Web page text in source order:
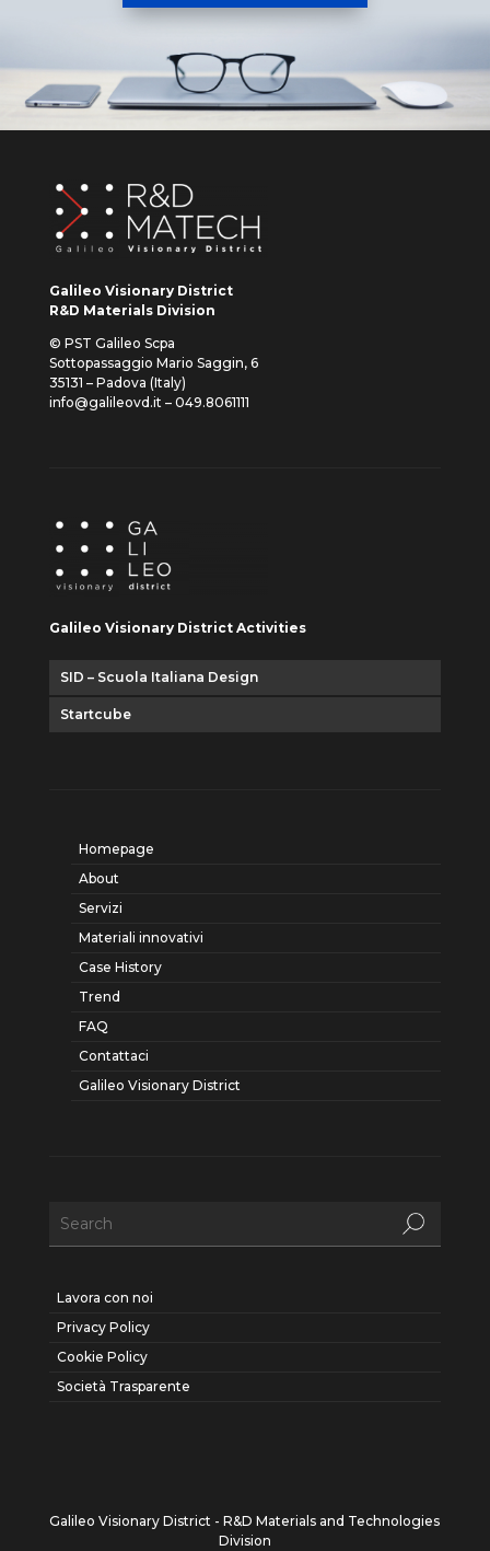
Galileo Visionary District
R&D Materials Division
© PST Galileo Scpa
Sottopassaggio Mario Saggin, 6
35131 – Padova (Italy)
info@galileovd.it – 049.8061111
Galileo Visionary District Activities
SID – Scuola Italiana Design
Startcube
Homepage
About
Servizi
Materiali innovativi
Case History
Trend
FAQ
Contattaci
Galileo Visionary District
Lavora con noi
Privacy Policy
Cookie Policy
Società Trasparente
Galileo Visionary District - R&D Materials and Technologies
Division